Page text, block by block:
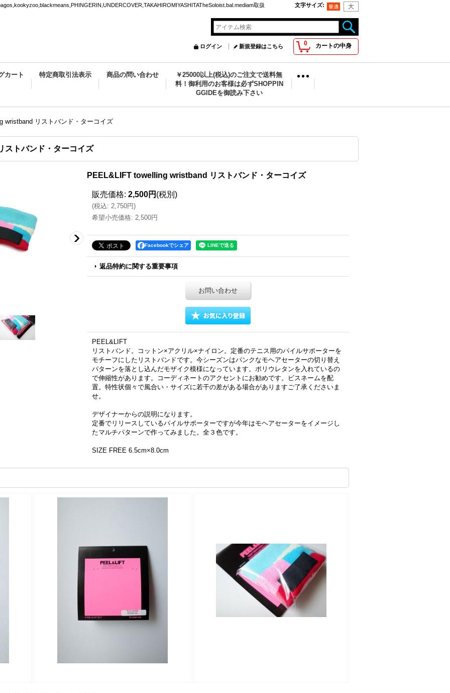
取扱 文字サイズ:
0 カートの中身
ログイン 新規登録はこちら
カート 特定商取引法表示 商品の問い合わせ
￥25000以上(税込)のご注文で送料無
料！御利用のお客様は必ずSHOPPIN
GGIDEを御読み下さい
wristband リストバンド・ターコイズ
トバンド・ターコイズ
PEEL&LIFT towelling wristband リストバンド・ターコイズ
販売価格: 2,500円 (税別)
(税込: 2,750円)
希望小売価格: 2,500円
Facebookでシェア
返品特約に関する重要事項
お問い合わせ
PEEL&LIFT
リストバンド。コットン×アクリル×ナイロン。定番のテニス用のパイルサポーターを
モチーフにしたリストバンドです。今シーズンはパンクなモヘアセーターの切り替え
パターンを落とし込んだモザイク模様になっています。ポリウレタンを入れているの
で伸縮性があります。コーディネートのアクセントにお勧めです。ビスネームを配
置。特性状個々で風合い・サイズに若干の差がある場合がありますご了承くださいま
せ。
デザイナーからの説明になります。
定番でリリースしているパイルサポーターですが今年はモヘアセーターをイメージし
たマルチパターンで作ってみました。全３色です。
SIZE FREE 6.5cm×8.0cm